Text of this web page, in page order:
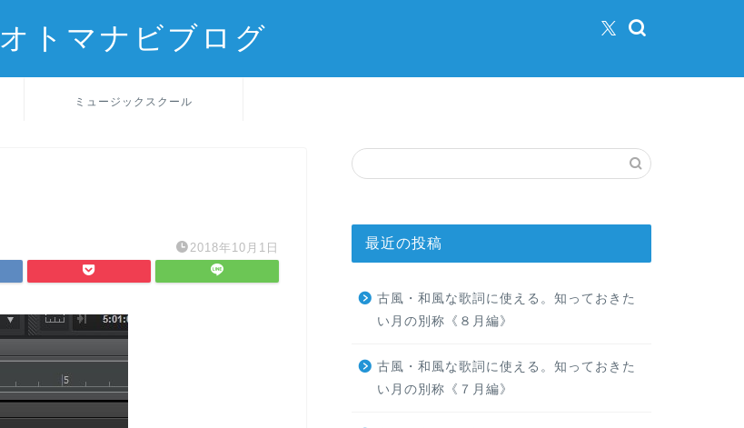
オトマナビブログ
ミュージックスクール
2018年10月1日 最近の投稿
古風・和風な歌詞に使える。知っておきた
い月の別称《８月編》
古風・和風な歌詞に使える。知っておきた
い月の別称《７月編》